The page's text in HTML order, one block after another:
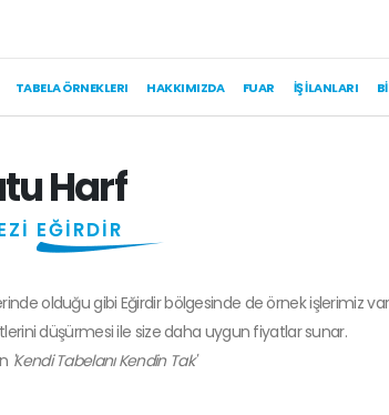
TABELA ÖRNEKLERI HAKKIMIZDA FUAR İŞ İLANLARI
Harf
EĞİRDİR
olduğu gibi Eğirdir bölgesinde de örnek işlerimiz
düşürmesi ile size daha uygun fiyatlar sunar.
'Kendi Tabelanı Kendin Tak'